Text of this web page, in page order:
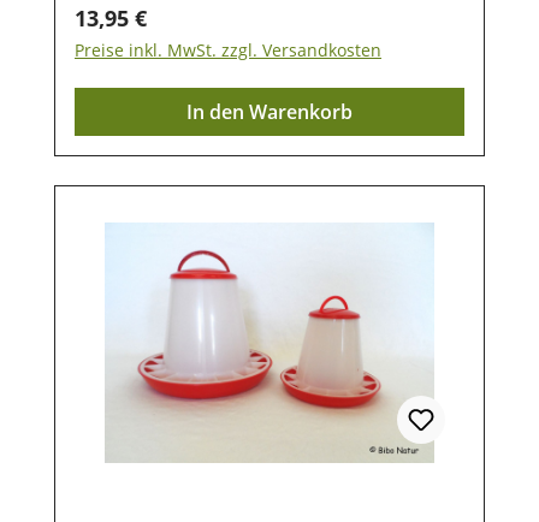
Regulärer Preis:
13,95 €
Preise inkl. MwSt. zzgl. Versandkosten
In den Warenkorb